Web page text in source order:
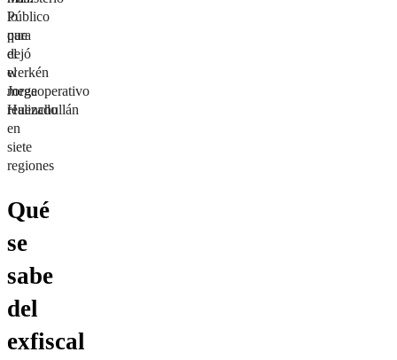
Público
para
el
werkén
Jorge
Huenchullán
lo
que
dejó
el
megaoperativo
realizado
en
siete
regiones
Qué
se
sabe
del
exfiscal